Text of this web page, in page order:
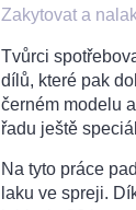
Zakytovat a
Tvůrci
dílů, které pak
černém modelu
řadu ještě
Na tyto práce
laku ve spreji.